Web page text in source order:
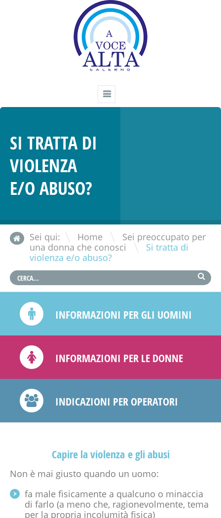
SI TRATTA DI
VIOLENZA
E/O ABUSO?
Sei qui: Home \
Sei preoccupato per
una donna che conosci
\
Si tratta di
violenza e/o abuso?
INFORMAZIONI PER GLI UOMINI
INFORMAZIONI PER LE DONNE
INDICAZIONI PER OPERATORI
Capire la violenza e gli abusi
Non è mai giusto quando un uomo:
fa male fisicamente a qualcuno o minaccia
di farlo (a meno che, ragionevolmente, tema
per la propria incolumità fisica)